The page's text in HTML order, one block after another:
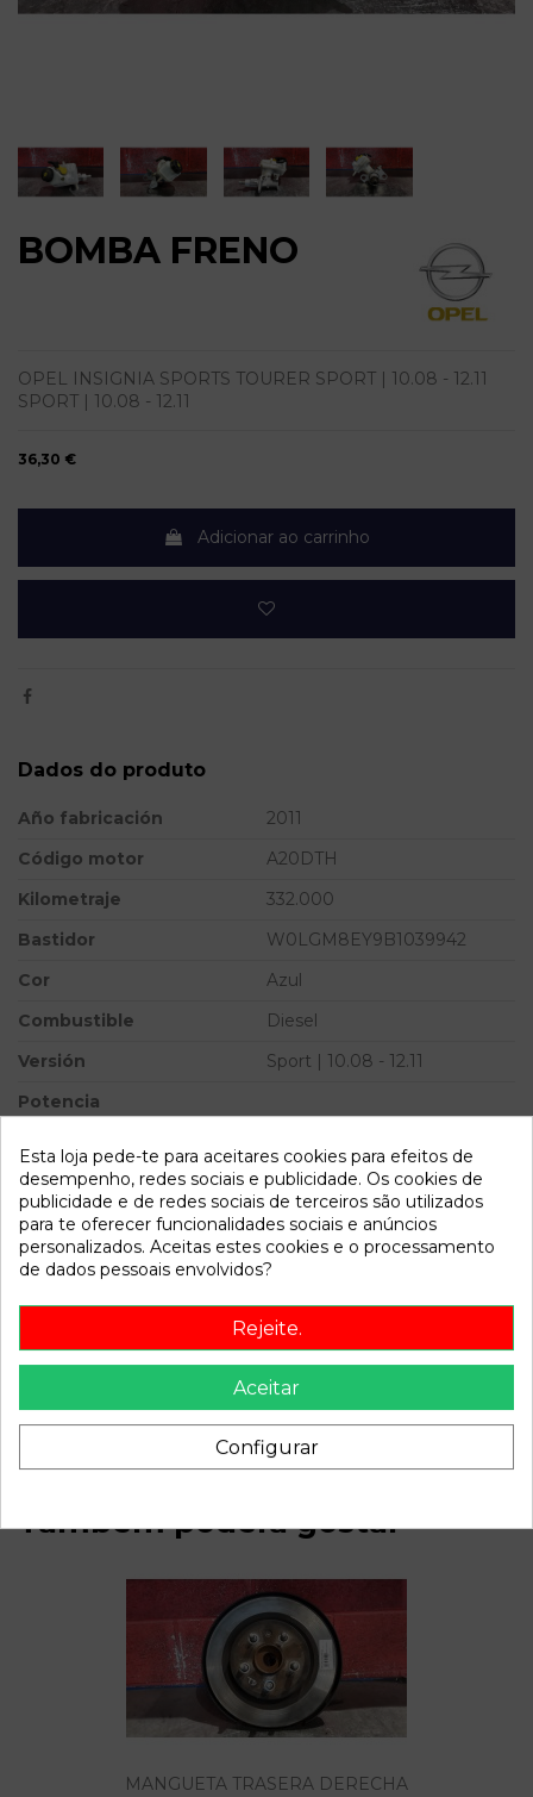
BOMBA FRENO
OPEL INSIGNIA SPORTS TOURER SPORT | 10.08 - 12.11
SPORT | 10.08 - 12.11
36,30 €
Adicionar ao carrinho
Dados do produto
Año fabricación
2011
Código motor
A20DTH
Kilometraje
332.000
Bastidor
W0LGM8EY9B1039942
Cor
Azul
Combustible
Diesel
Versión
Sport | 10.08 - 12.11
Potencia
Sport | 10.08 - 12.11
Referência 788621
Disponível a partir de: 2022-04-06
Recambio de bomba freno para opel insignia sports tourer
sport | 10.08 - 12.11 sport | 10.08 - 12.11 referencia OEM IAM
Também poderá gostar
MANGUETA TRASERA DERECHA
Esta loja pede-te para aceitares cookies para efeitos de
desempenho, redes sociais e publicidade. Os cookies de
publicidade e de redes sociais de terceiros são utilizados
para te oferecer funcionalidades sociais e anúncios
personalizados. Aceitas estes cookies e o processamento
de dados pessoais envolvidos?
Rejeite.
Aceitar
Configurar